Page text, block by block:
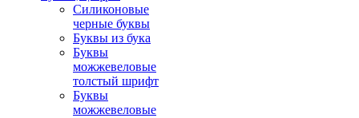
Силиконовые
черные буквы
Буквы из бука
Буквы
можжевеловые
толстый шрифт
Буквы
можжевеловые